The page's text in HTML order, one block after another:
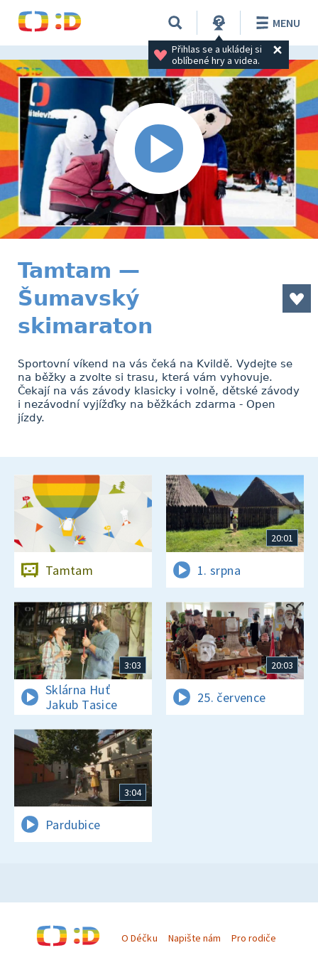
Přihlas se a ukládej si
oblíbené hry a videa.
MENU
Tamtam —
Šumavský
skimaraton
Sportovní víkend na vás čeká na Kvildě. Vydejte se
na běžky a zvolte si trasu, která vám vyhovuje.
Čekají na vás závody klasicky i volně, dětské závody
i nezávodní vyjížďky na běžkách zdarma - Open
jízdy.
Tamtam
20:01
1. srpna
3:03
Sklárna Huť
Jakub Tasice
20:03
25. července
3:04
Pardubice
O Déčku Napište nám Pro rodiče